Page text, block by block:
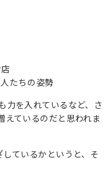
たちの姿勢
力を入れているなど、さ
えているのだと思われま
ているかというと、そ